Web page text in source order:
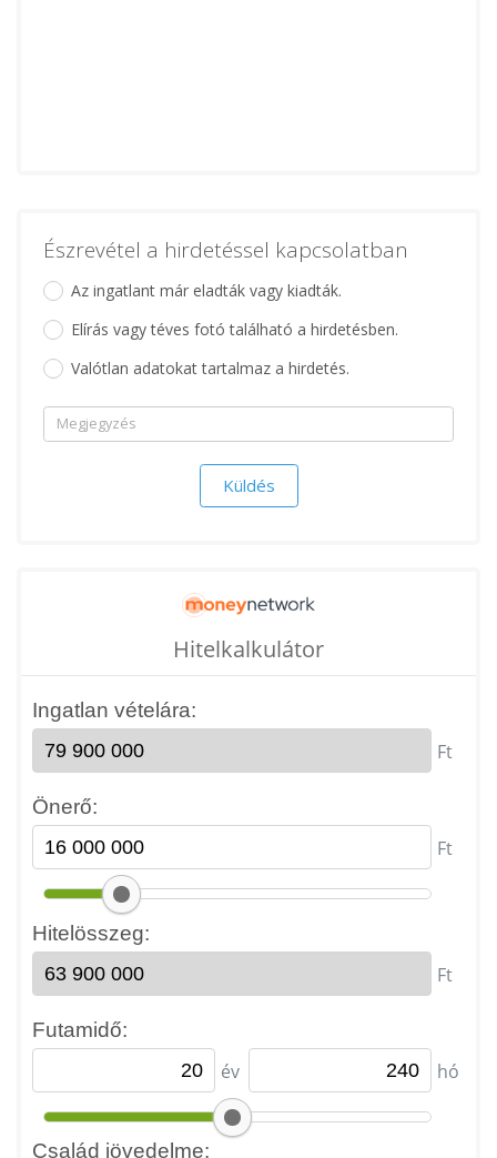
Észrevétel a hirdetéssel kapcsolatban
Az ingatlant már eladták vagy kiadták.
Elírás vagy téves fotó található a hirdetésben.
Valótlan adatokat tartalmaz a hirdetés.